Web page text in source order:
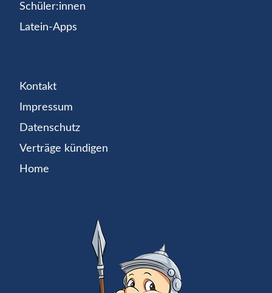
Schüler:innen
Latein-Apps
Kontakt
Impressum
Datenschutz
Verträge kündigen
Home